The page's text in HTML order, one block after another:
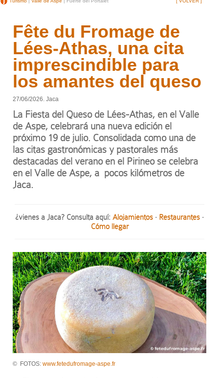
Fête du Fromage de
Lées-Athas, una cita
imprescindible para
los amantes del queso
27/06/2026. Jaca
La Fiesta del Queso de Lées-Athas, en el Valle
de Aspe, celebrará una nueva edición el
próximo 19 de julio. Consolidada como una de
las citas gastronómicas y pastorales más
destacadas del verano en el Pirineo se celebra
en el Valle de Aspe, a pocos kilómetros de
Jaca.
¿vienes a Jaca? Consulta aquí: Alojamientos · Restaurantes ·
Cómo llegar
© FOTOS: www.fetedufromage-aspe.fr